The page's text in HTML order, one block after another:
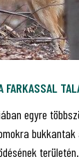
FARKASSAL
egyre
területén.